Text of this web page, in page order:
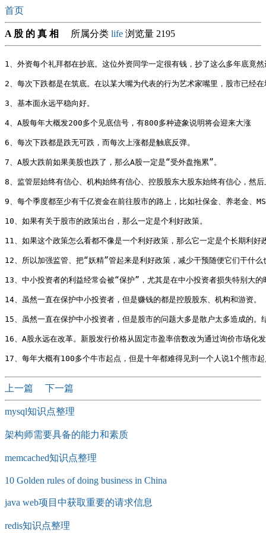
首页
A 股 的 真 相 所属分类 life 浏览量 2195
1、外资每个礼拜都在抄底。这位外资同学一定很有钱，抄了这么多年底竟
2、每次下跌都是在筑底。在以某大嘴为代表的行为艺术家嘴里，股市已经
3、基本面永远平稳向好。
4、A股每年大概发200多个见底信号，有800多种迹象说明将会迎来大涨
6、每次下跌都是跌无可跌，而每次上涨都是触底反弹。
7、A股大跌前如果美股也跌了，那么A股一定是“受外盘拖累”。
8、监管层始终有信心、机构始终有信心、控股股东大股东始终有信心，然
9、每个季度都至少有千亿资金在前往股市的路上，比如社保金、养老金、
10、如果有关于股市的政策出台，那么一定是个利好政策。
11、如果这个政策怎么看都不像是一个利好政策，那么它一定是个长期利好
12、所以加强监管、把“妖精”管起来是利好政策，减少干预随便它们干什么
13、中小投资者的利益经常会被“保护”，尤其是在中小投资者损失特别大
14、虽然一直在保护中小投资者，但是赚钱的都是控股股东、机构和游资。
15、虽然一直在保护中小投资者，但是股市的问题大多是散户太多造成的
16、A股永远在改革。新股发行价格从固定市盈率倍数改为通过询价市场化
上一篇 下一篇
mysql知识点整理
架构师需要具备的能力和素质
memcached知识点整理
10 Golden rules of doing business in China
java web项目中获取重要的请求信息
redis知识点整理